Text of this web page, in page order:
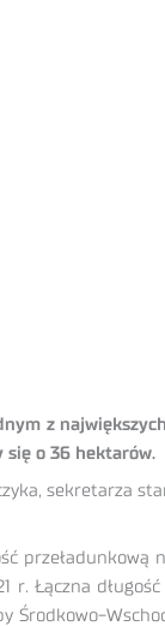
z
się o 36 hektarów.
sekretarza
przeładunkową
r. Łączna